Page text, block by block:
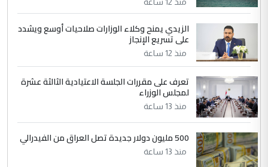
5
التعليق : تحياتي لك استاذ حامدتركان. كلام
دقيق ومسؤول؛ فالاستثمار الحقيقي للإنسان
الموضوع :
بين الإهمال واغتصاب الأرض.. بلاد
الرافدين تعاني الجفاف والتصحر!!
الزيدي يمنح وكلاء الوزارات صلاحيات أوسع ويشدد
على تسريع الإنجاز
منذ 12 ساعة
تعرف على مقررات الجلسة الاعتيادية الثالثة عشرة
لمجلس الوزراء
منذ 13 ساعة
500 مليون دولار جديدة تصل العراق من الفيدرالي
منذ 13 ساعة